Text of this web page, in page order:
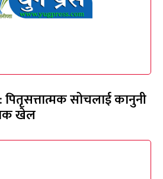
सोचलाई कानुनी
खेल